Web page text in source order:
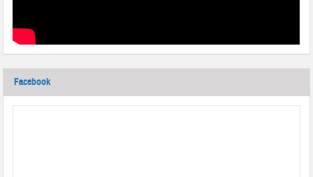
Facebook